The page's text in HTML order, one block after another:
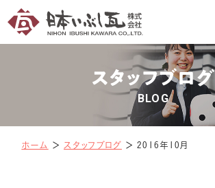
スタッフブログ
BLOG
ホーム ＞ スタッフブログ ＞2016年10月